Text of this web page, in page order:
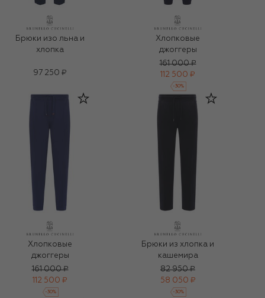
Брюки изо льна и
хлопка
97 250 ₽
Хлопковые
джоггеры
161 000 ₽
112 500 ₽
-30%
Хлопковые
джоггеры
161 000 ₽
112 500 ₽
-30%
Брюки из хлопка и
кашемира
82 950 ₽
58 050 ₽
-30%